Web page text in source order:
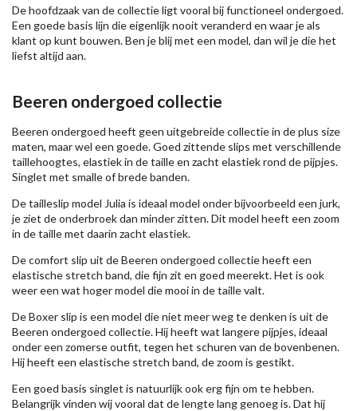
De hoofdzaak van de collectie ligt vooral bij functioneel ondergoed.
Een goede basis lijn die eigenlijk nooit veranderd en waar je als
klant op kunt bouwen. Ben je blij met een model, dan wil je die het
liefst altijd aan.
Beeren ondergoed collectie
Beeren ondergoed heeft geen uitgebreide collectie in de plus size
maten, maar wel een goede. Goed zittende slips met verschillende
taillehoogtes, elastiek in de taille en zacht elastiek rond de pijpjes.
Singlet met smalle of brede banden.
De tailleslip model Julia is ideaal model onder bijvoorbeeld een jurk,
je ziet de onderbroek dan minder zitten. Dit model heeft een zoom
in de taille met daarin zacht elastiek.
De comfort slip uit de Beeren ondergoed collectie heeft een
elastische stretch band, die fijn zit en goed meerekt. Het is ook
weer een wat hoger model die mooi in de taille valt.
De Boxer slip is een model die niet meer weg te denken is uit de
Beeren ondergoed collectie. Hij heeft wat langere pijpjes, ideaal
onder een zomerse outfit, tegen het schuren van de bovenbenen.
Hij heeft een elastische stretch band, de zoom is gestikt.
Een goed basis singlet is natuurlijk ook erg fijn om te hebben.
Belangrijk vinden wij vooral dat de lengte lang genoeg is. Dat hij